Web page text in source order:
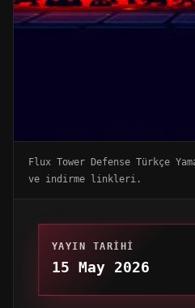
Flux Tower Defense Türkçe
ve indirme linkleri.
YAYIN TARIHI
15 May 2026